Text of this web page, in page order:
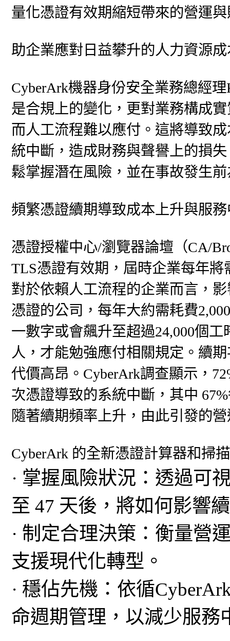
量化憑證有效期縮短帶來的營運
助企業應對日益攀升的人力資源
CyberArk機器身份安全業務總經
是合規上的變化，更對業務構成
而人工流程難以應付。這將導致
統中斷，造成財務與聲譽上的損
鬆掌握潛在風險，並在事故發生
頻繁憑證續期導致成本上升與服
憑證授權中心/瀏覽器論壇（CA/
TLS憑證有效期，屆時企業每年
對於依賴人工流程的企業而言，
憑證的公司，每年大約需耗費
一數字或會飆升至超過24,000個
人，才能勉強應付相關規定。續
代價高昂。CyberArk調查顯示，
次憑證導致的系統中斷，其中
隨著續期頻率上升，由此引發的
Cyber​​Ark 的全新憑證計算器和掃
· 掌握風險狀況：透過可
至 47 天後，將如何影響
· 制定合理決策：衡量營
支援現代化轉型。
· 穩佔先機：依循
命週期管理，以減少服務